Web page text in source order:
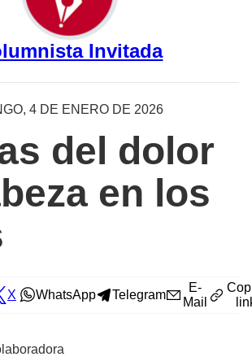
Invitada
4 DE ENERO DE 2026
del dolor
en los
X WhatsApp Telegram
E-
Mail